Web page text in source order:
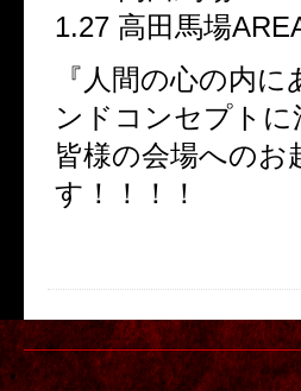
1.27 高田馬場
『人間の心の内
ンドコンセプト
皆様の会場への
す！！！！